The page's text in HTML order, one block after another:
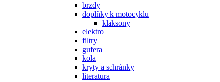
brzdy
doplňky k motocyklu
klaksony
elektro
filtry
gufera
kola
kryty a schránky
literatura